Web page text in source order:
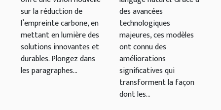
sur la réduction de
l’empreinte carbone, en
mettant en lumière des
solutions innovantes et
durables. Plongez dans
les paragraphes...
des avancées
technologiques
majeures, ces modèles
ont connu des
améliorations
significatives qui
transforment la façon
dont les...